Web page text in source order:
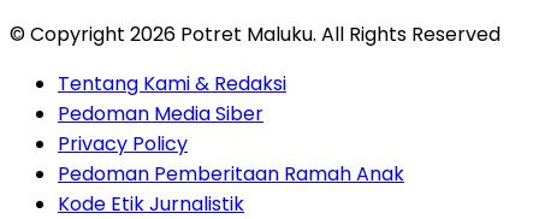
© Copyright 2026 Potret Maluku. All Rights Reserved
Tentang Kami & Redaksi
Pedoman Media Siber
Privacy Policy
Pedoman Pemberitaan Ramah Anak
Kode Etik Jurnalistik